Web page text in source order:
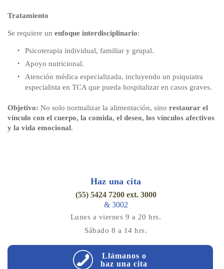
Tratamiento
Se requiere un enfoque interdisciplinario:
Psicoterapia individual, familiar y grupal.
Apoyo nutricional.
Atención médica especializada, incluyendo un psiquiatra
especialista en TCA que pueda hospitalizar en casos graves.
Objetivo: No solo normalizar la alimentación, sino restaurar el
vínculo con el cuerpo, la comida, el deseo, los vínculos afectivos
y la vida emocional.
Haz una cita
(55) 5424 7200 ext. 3000
& 3002
Lunes a viernes 9 a 20 hrs.
Sábado 8 a 14 hrs.
Llámanos o
haz una cita